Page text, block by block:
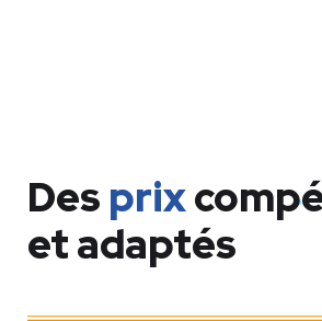
Des prix
et adaptés